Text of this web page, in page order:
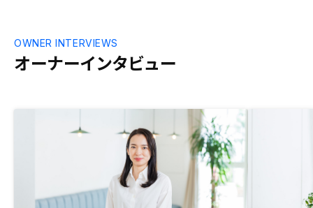
オーナーインタビュー
OWNER INTERVIEWS